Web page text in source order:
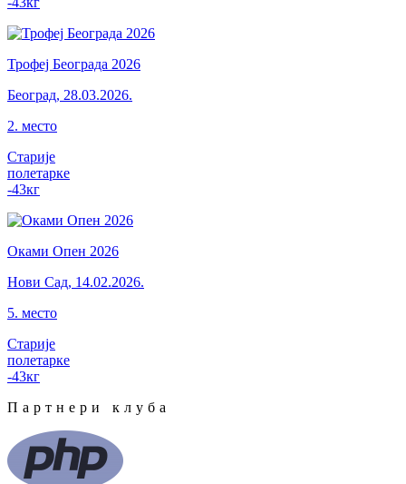
Трофеј Београда 2026
Београд, 28.03.2026.
2. место
Старије
полетарке
-43кг
Оками Опен 2026
Нови Сад, 14.02.2026.
5. место
Старије
полетарке
-43кг
Партнери клуба